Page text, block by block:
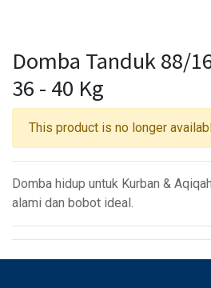
Domba Tanduk 88/
36 - 40 Kg
This product is no longer
Domba hidup untuk Kurban &
alami dan bobot ideal.